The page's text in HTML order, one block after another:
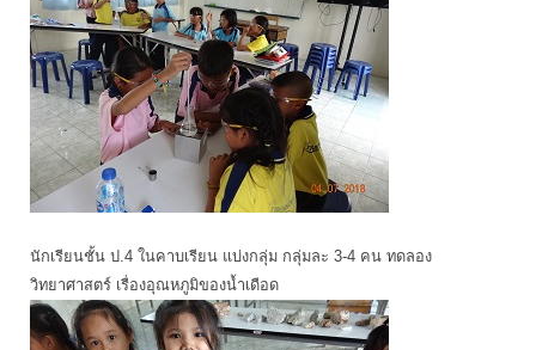
นักเรียนชั้น ป.4 ในคาบเรียน แบ่งกลุ่ม กลุ่มละ 3-4 คน ทดลอง
วิทยาศาสตร์ เรื่องอุณหภูมิของน้ำเดือด